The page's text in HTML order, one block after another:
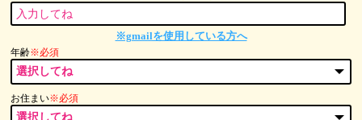
※gmailを使用している方へ
年齢※必須
お住まい※必須